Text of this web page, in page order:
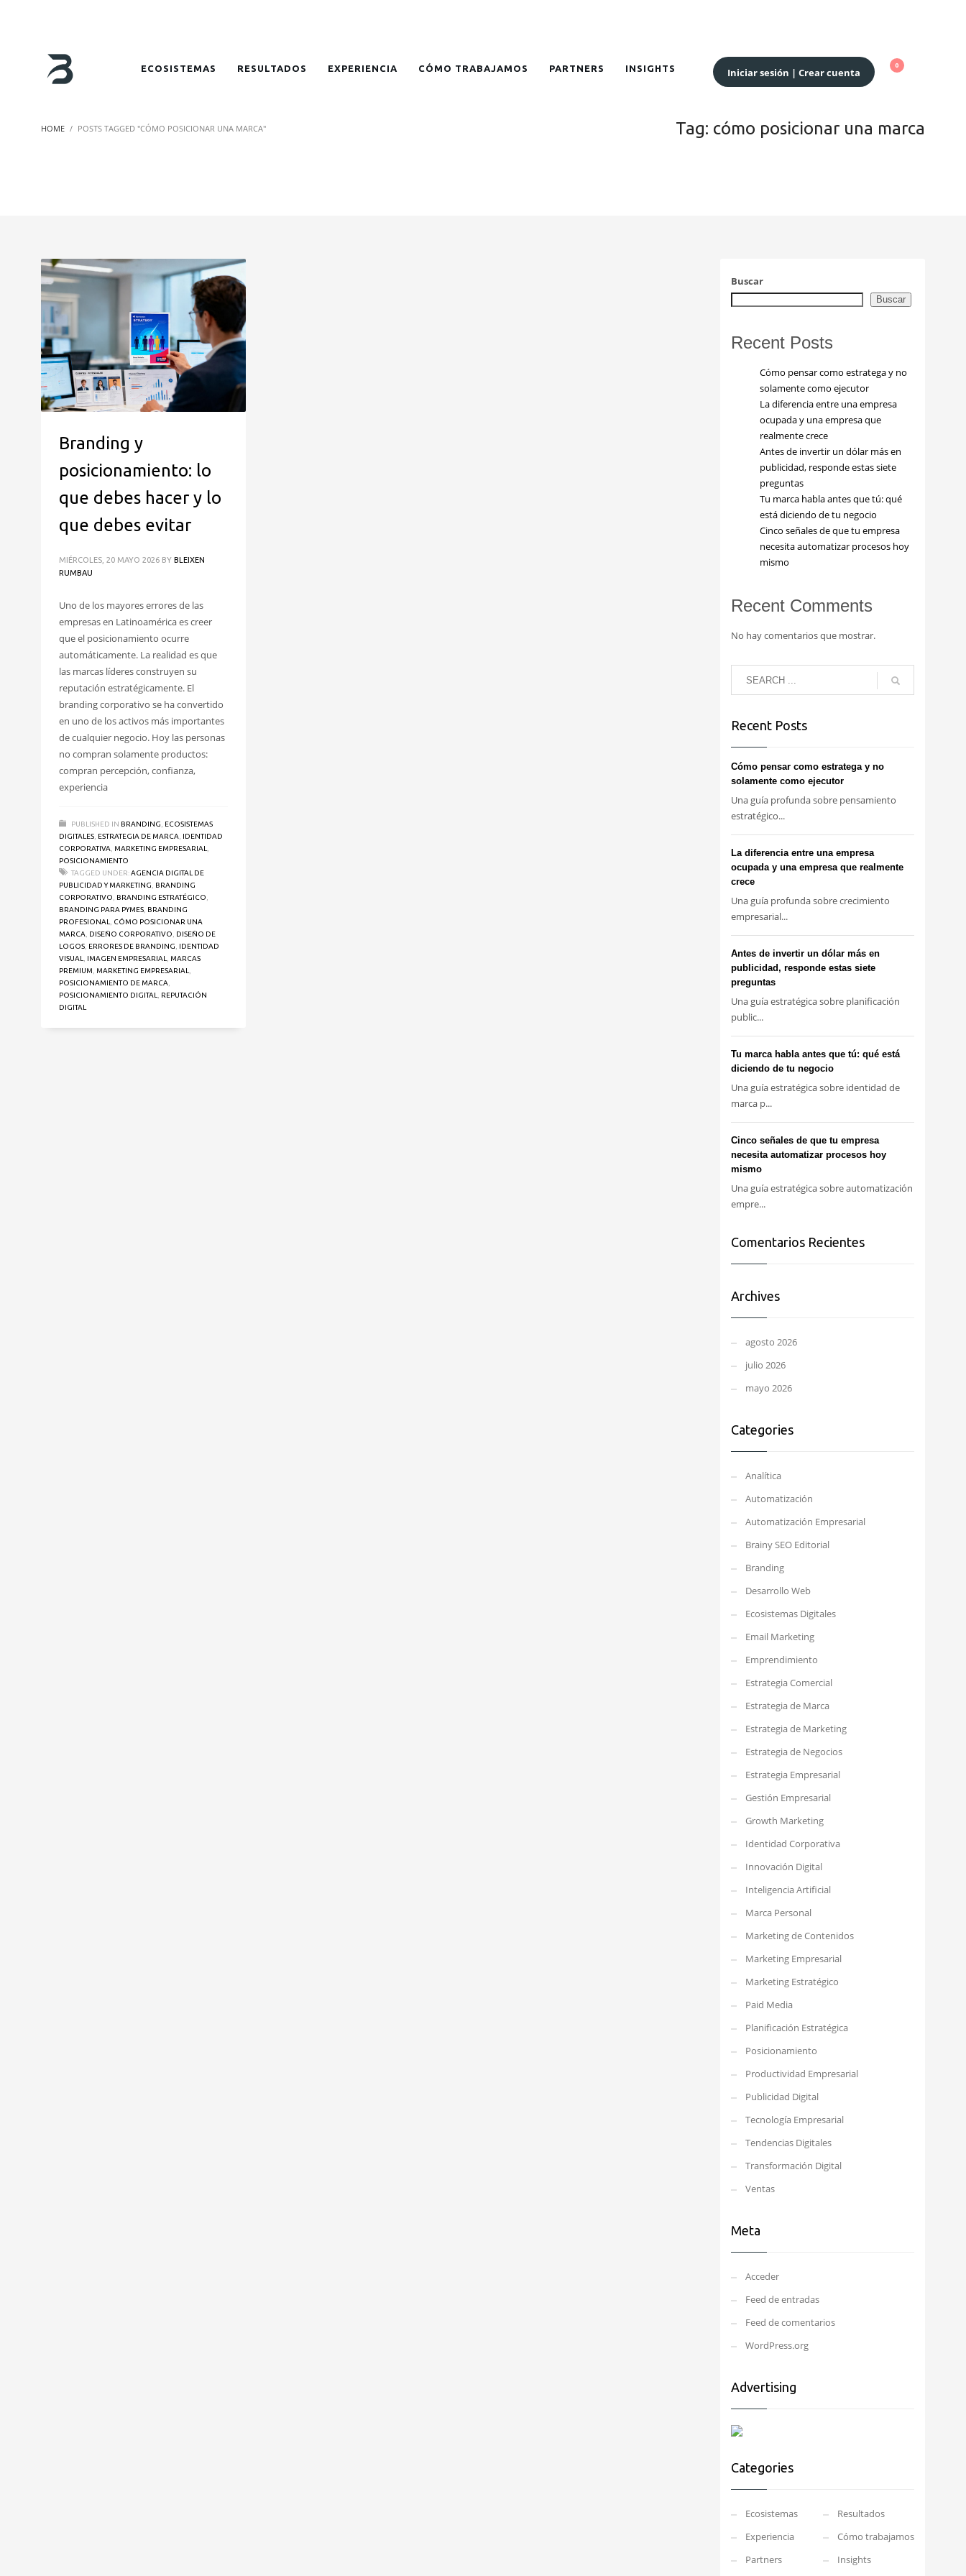
ECOSISTEMAS RESULTADOS EXPERIENCIA CÓMO TRABAJAMOS PARTNERS INSIGHTS Iniciar sesión | Crear cuenta
HOME POSTS TAGGED "CÓMO POSICIONAR UNA MARCA" Tag: cómo posicionar una marca
Branding y
posicionamiento: lo
que debes hacer y lo
que debes evitar
MIÉRCOLES, 20 MAYO 2026 BY BLEIXEN
RUMBAU
Uno de los mayores errores de las
empresas en Latinoamérica es creer
que el posicionamiento ocurre
automáticamente. La realidad es que
las marcas líderes construyen su
reputación estratégicamente. El
branding corporativo se ha convertido
en uno de los activos más importantes
de cualquier negocio. Hoy las personas
no compran solamente productos:
compran percepción, confianza,
experiencia
PUBLISHED IN BRANDING, ECOSISTEMAS
DIGITALES, ESTRATEGIA DE MARCA,
IDENTIDAD
CORPORATIVA, MARKETING EMPRESARIAL,
POSICIONAMIENTO
TAGGED UNDER:AGENCIA DIGITAL DE
PUBLICIDAD Y MARKETING, BRANDING
CORPORATIVO, BRANDING ESTRATÉGICO,
BRANDING PARA PYMES, BRANDING
PROFESIONAL, CÓMO POSICIONAR UNA
MARCA, DISEÑO CORPORATIVO, DISEÑO DE
LOGOS, ERRORES DE BRANDING,
IDENTIDAD
VISUAL, IMAGEN EMPRESARIAL, MARCAS
PREMIUM, MARKETING EMPRESARIAL,
POSICIONAMIENTO DE MARCA,
POSICIONAMIENTO DIGITAL, REPUTACIÓN
DIGITAL
Buscar
Buscar
Recent Posts
Cómo pensar como estratega y no
solamente como ejecutor
La diferencia entre una empresa
ocupada y una empresa que
realmente crece
Antes de invertir un dólar más en
publicidad, responde estas siete
preguntas
Tu marca habla antes que tú: qué
está diciendo de tu negocio
Cinco señales de que tu empresa
necesita automatizar procesos hoy
mismo
Recent Comments
No hay comentarios que mostrar.
Recent Posts
Cómo pensar como estratega y no
solamente como ejecutor
Una guía profunda sobre pensamiento
estratégico...
La diferencia entre una empresa
ocupada y una empresa que realmente
crece
Una guía profunda sobre crecimiento
empresarial...
Antes de invertir un dólar más en
publicidad, responde estas siete
preguntas
Una guía estratégica sobre planificación
public...
Tu marca habla antes que tú: qué está
diciendo de tu negocio
Una guía estratégica sobre identidad de
marca p...
Cinco señales de que tu empresa
necesita automatizar procesos hoy
mismo
Una guía estratégica sobre automatización
empre...
Comentarios Recientes
Archives
agosto 2026
julio 2026
mayo 2026
Categories
Analítica
Automatización
Automatización Empresarial
Brainy SEO Editorial
Branding
Desarrollo Web
Ecosistemas Digitales
Email Marketing
Emprendimiento
Estrategia Comercial
Estrategia de Marca
Estrategia de Marketing
Estrategia de Negocios
Estrategia Empresarial
Gestión Empresarial
Growth Marketing
Identidad Corporativa
Innovación Digital
Inteligencia Artificial
Marca Personal
Marketing de Contenidos
Marketing Empresarial
Marketing Estratégico
Paid Media
Planificación Estratégica
Posicionamiento
Productividad Empresarial
Publicidad Digital
Tecnología Empresarial
Tendencias Digitales
Transformación Digital
Ventas
Meta
Acceder
Feed de entradas
Feed de comentarios
WordPress.org
Advertising
Categories
Ecosistemas
Resultados
Experiencia
Cómo trabajamos
Partners
Insights